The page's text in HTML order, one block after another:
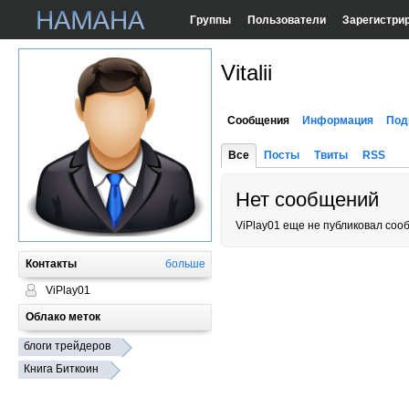
Группы Пользователи
Контакты больше
ViPlay01
Облако меток
блоги трейдеров
Книга Биткоин
Vitalii
Сообщения Информация
Все Посты Твиты RSS
Нет сообщений
ViPlay01 еще не публиковал